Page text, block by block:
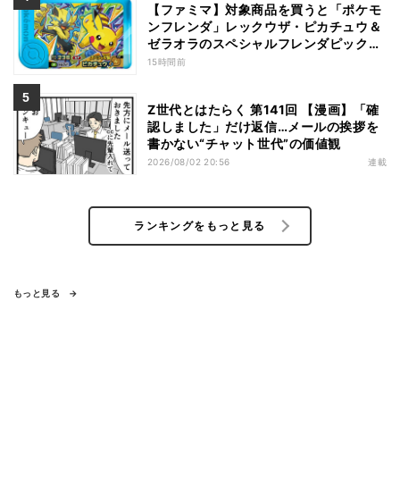
【ファミマ】対象商品を買うと「ポケモ
ンフレンダ」レックウザ・ピカチュウ＆
ゼラオラのスペシャルフレンダピックが
もらえるキャンペーン
15時間前
Z世代とはたらく 第141回 【漫画】「確
認しました」だけ返信…メールの挨拶を
書かない“チャット世代”の価値観
2026/08/02 20:56 連載
ランキングをもっと見る
もっと見る